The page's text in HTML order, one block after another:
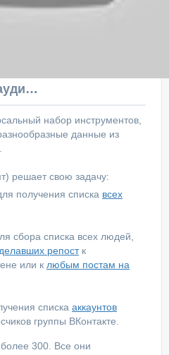
О сервисе поиска аудитории ВКонтакте
набор инструментов,
данные из
решает свою задачу:
получения списка всех
сбора списка всех людей,
репостк
или к любым постам на
списка аккаунтов
группы ВКонтакте.
300. Все они